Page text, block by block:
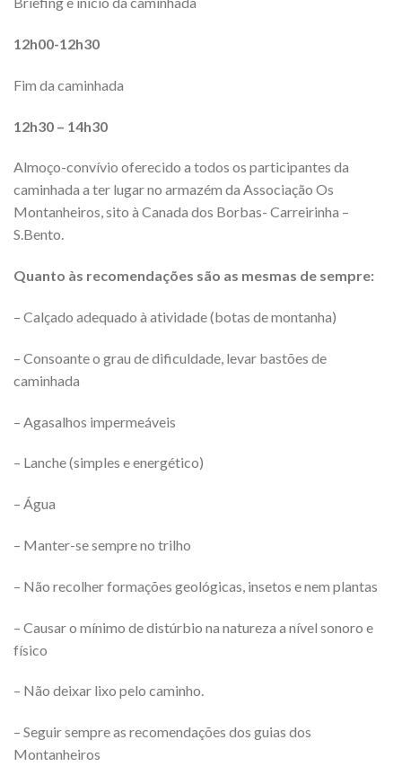
12h00-12h30
Fim da caminhada
12h30 – 14h30
Almoço-convívio oferecido a todos os participantes da
caminhada a ter lugar no armazém da Associação Os
Montanheiros, sito à Canada dos Borbas- Carreirinha –
S.Bento.
Quanto às recomendações são as mesmas de sempre:
– Calçado adequado à atividade (botas de montanha)
– Consoante o grau de dificuldade, levar bastões de
caminhada
– Agasalhos impermeáveis
– Lanche (simples e energético)
– Água
– Manter-se sempre no trilho
– Não recolher formações geológicas, insetos e nem plantas
– Causar o mínimo de distúrbio na natureza a nível sonoro e
físico
– Não deixar lixo pelo caminho.
– Seguir sempre as recomendações dos guias dos
Montanheiros